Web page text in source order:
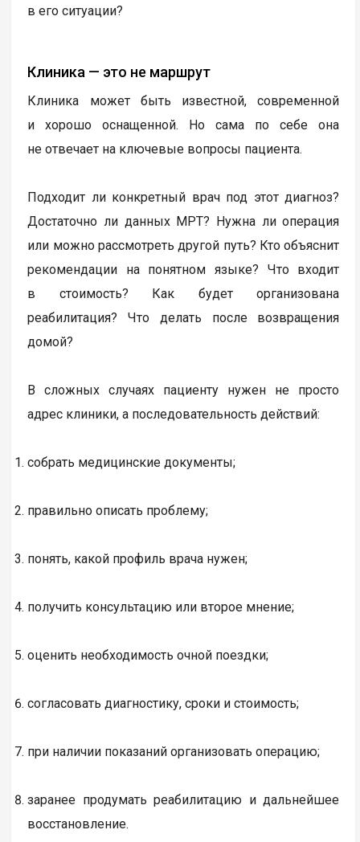
в его ситуации?
Клиника — это не маршрут
Клиника может быть известной, современной
и хорошо оснащенной. Но сама по себе она
не отвечает на ключевые вопросы пациента.
Подходит ли конкретный врач под этот диагноз?
Достаточно ли данных МРТ? Нужна ли операция
или можно рассмотреть другой путь? Кто объяснит
рекомендации на понятном языке? Что входит
в стоимость? Как будет организована
реабилитация? Что делать после возвращения
домой?
В сложных случаях пациенту нужен не просто
адрес клиники, а последовательность действий:
собрать медицинские документы;
правильно описать проблему;
понять, какой профиль врача нужен;
получить консультацию или второе мнение;
оценить необходимость очной поездки;
согласовать диагностику, сроки и стоимость;
при наличии показаний организовать операцию;
заранее продумать реабилитацию и дальнейшее
восстановление.